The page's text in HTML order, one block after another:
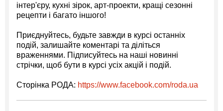
інтер'єру, кухні зірок, арт-проекти, кращі сезонні
рецепти і багато іншого!
Приєднуйтесь, будьте завжди в курсі останніх
подій, залишайте коментарі та діліться
враженнями. Підписуйтесь на наші новинні
стрічки, щоб бути в курсі усіх акцій і подій.
Сторінка РОДА: https://www.facebook.com/roda.ua